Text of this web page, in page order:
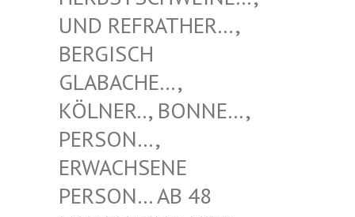
RATHER…, BERGISC
H GLABACH
E…, KÖLNER.
., BONNE…, PERSON…
, ERWACHS
ENE PERSON…
AB 48 JAHREN